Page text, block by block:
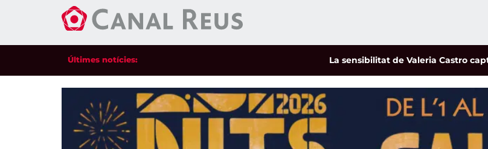
Últimes notícies: La sensibilitat de Valeria Castro captiva